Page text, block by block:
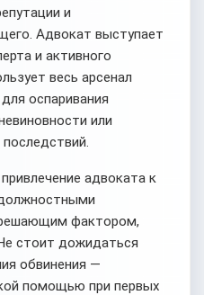
и
Адвокат выступает
и активного
весь арсенал
оспаривания
или
адвоката к
фактором,
стоит дожидаться
обвинения —
помощью при первых